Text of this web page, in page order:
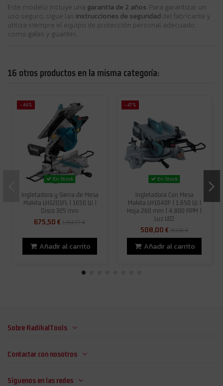
Este modelo incluye una garantía de 2 años . Para garantizar un
uso seguro, sigue lasinstrucciones de seguridad del fabricante y
utiliza siempre el equipo de protección personal adecuado,
como gafas y guantes.
16 otros productos en la misma categoría:
-46%
En Stock
Ingletadora y Sierra de Mesa
Makita LH1201FL | 1650 W |
Disco 305 mm
675,50 €1.254,77 €
Añadir al carrito
-47%
En Stock
Ingletadora Con Mesa
Makita LH1040F | 1.650 W |
Hoja 260 mm | 4.800 RPM |
Luz LED
508,00 €951,06 €
Añadir al carrito
Sobre RadikalTools
Contactar con nosotros
Síguenos en las redes